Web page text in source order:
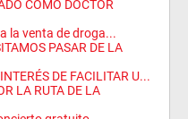
COMO DOCTOR
la venta de droga...
PASAR DE LA
DE FACILITAR U...
LA RUTA DE LA